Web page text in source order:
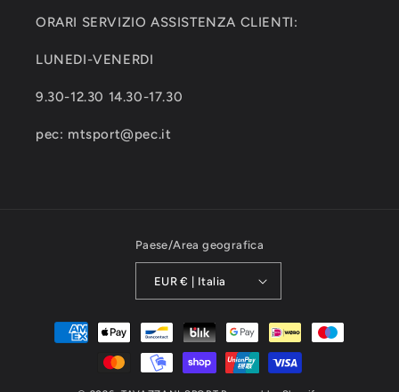
ORARI SERVIZIO ASSISTENZA CLIENTI:
LUNEDI-VENERDI
9.30-12.30 14.30-17.30
pec: mtsport@pec.it
Paese/Area geografica
EUR € | Italia
Metodi
pagamento